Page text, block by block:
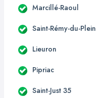
Marcillé-Raoul
Saint-Rémy-du-Plein
Lieuron
Pipriac
Saint-Just 35